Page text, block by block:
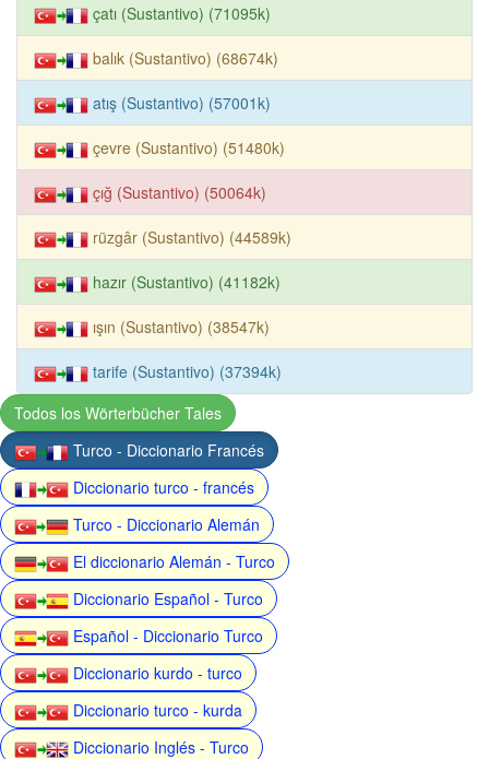
çatı (Sustantivo) (71095k)
balık (Sustantivo) (68674k)
atış (Sustantivo) (57001k)
çevre (Sustantivo) (51480k)
çığ (Sustantivo) (50064k)
rüzgâr (Sustantivo) (44589k)
hazır (Sustantivo) (41182k)
ışın (Sustantivo) (38547k)
tarife (Sustantivo) (37394k)
Todos los Wörterbücher Tales
Turco - Diccionario Francés
Diccionario turco - francés
Turco - Diccionario Alemán
El diccionario Alemán - Turco
Diccionario Español - Turco
Español - Diccionario Turco
Diccionario kurdo - turco
Diccionario turco - kurda
Diccionario Inglés - Turco